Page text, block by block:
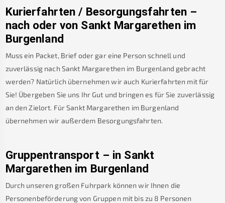
Kurierfahrten / Besorgungsfahrten –
nach oder von Sankt Margarethen im
Burgenland
Muss ein Packet, Brief oder gar eine Person schnell und
zuverlässig nach Sankt Margarethen im Burgenland gebracht
werden? Natürlich übernehmen wir auch Kurierfahrten mit für
Sie! Übergeben Sie uns Ihr Gut und bringen es für Sie zuverlässig
an den Zielort. FürSankt Margarethen im Burgenland
übernehmen wir außerdem Besorgungsfahrten.
Gruppentransport – in Sankt
Margarethen im Burgenland
Durch unseren großen Fuhrpark können wir Ihnen die
Personenbeförderung von Gruppen mit bis zu 8 Personen